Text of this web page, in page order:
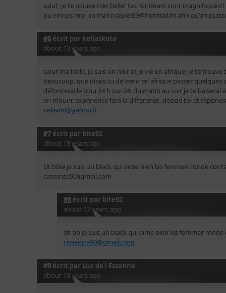
salut, je te trouve très belle! tes rondeurs sont magnifiques!!
ou envois moi un mail (vaskel69@hotmail.fr) afin qu’on
#6 écrit par keliaskota
about 13 years ago
salut ma belle, je suis un noir et je vie en afrique; je te
beaucoup. que dirais tu de venir en afrique passer quelques
défoncerai le trou 24 h sur 24. du matin au soir je te baiserai
en mourir. expérience fera la différence. décide toi et
velavini@yahoo.fr
#7 écrit par bite92
about 13 years ago
slt bbw je suis un black qui aime bien les femmes ronde
cisseinza90àgmail.com
#8 écrit par bite92
about 13 years ago
slt bb je suis un black qui aime bien les femmes
cisseinza90@gmail.com
#9 écrit par Luc de l Essonne
about 13 years ago